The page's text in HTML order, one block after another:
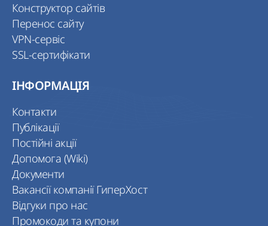
Конструктор сайтів
Перенос сайту
VPN-сервіс
SSL-сертифікати
ІНФОРМАЦІЯ
Контакти
Публікації
Постійні акції
Допомога (Wiki)
Документи
Вакансії компанії ГиперХост
Відгуки про нас
Промокоди та купони